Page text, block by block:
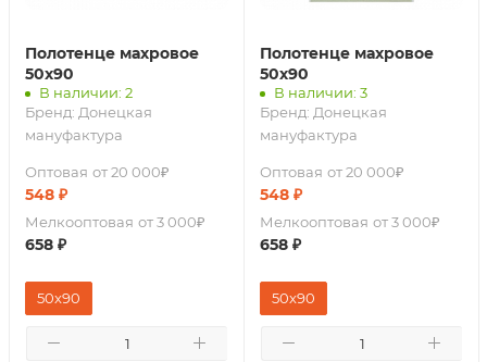
Полотенце махровое
50х90
В наличии: 2
Бренд: Донецкая
мануфактура
Оптовая от 20 000₽
548 ₽
Мелкооптовая от 3 000₽
658 ₽
50x90
Полотенце махровое
50х90
В наличии: 3
Бренд: Донецкая
мануфактура
Оптовая от 20 000₽
548 ₽
Мелкооптовая от 3 000₽
658 ₽
50x90